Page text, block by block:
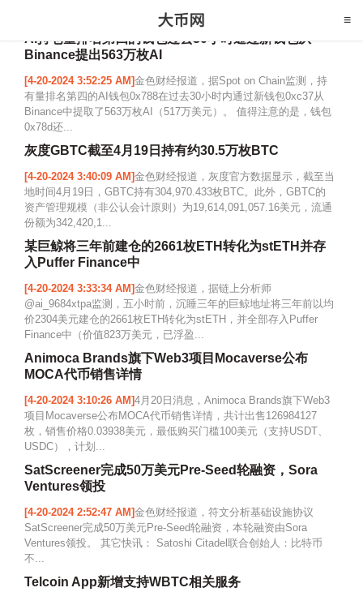
AI持仓量排名第四的钱包过去30小时通过新钱包从
Binance提出563万枚AI
[4-20-2024 3:52:25 AM]金色财经报道，据Spot on Chain监测，持
有量排名第四的AI钱包0x788在过去30小时内通过新钱包0xc37从
Binance中提取了563万枚AI（517万美元）。 值得注意的是，钱包
0x78d还...
灰度GBTC截至4月19日持有约30.5万枚BTC
[4-20-2024 3:40:09 AM]金色财经报道，灰度官方数据显示，截至当
地时间4月19日，GBTC持有304,970.433枚BTC。此外，GBTC的
资产管理规模（非公认会计原则）为19,614,091,057.16美元，流通
份额为342,420,1...
某巨鲸将三年前建仓的2661枚ETH转化为stETH并存
入Puffer Finance中
[4-20-2024 3:33:34 AM]金色财经报道，据链上分析师
@ai_9684xtpa监测，五小时前，沉睡三年的巨鲸地址将三年前以均
价2304美元建仓的2661枚ETH转化为stETH，并全部存入Puffer
Finance中（价值823万美元，已浮盈...
Animoca Brands旗下Web3项目Mocaverse公布
MOCA代币销售详情
[4-20-2024 3:10:26 AM]4月20日消息，Animoca Brands旗下Web3
项目Mocaverse公布MOCA代币销售详情，共计出售126984127
枚，销售价格0.03938美元，最低购买门槛100美元（支持USDT、
USDC），计划...
SatScreener完成50万美元Pre-Seed轮融资，Sora
Ventures领投
[4-20-2024 2:52:47 AM]金色财经报道，符文分析基础设施协议
SatScreener完成50万美元Pre-Seed轮融资，本轮融资由Sora
Ventures领投。 其它快讯： Satoshi Citadel联合创始人：比特币
不...
Telcoin App新增支持WBTC相关服务